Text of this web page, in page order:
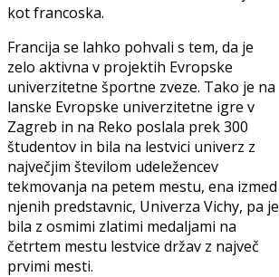
kot francoska.
Francija se lahko pohvali s tem, da je
zelo aktivna v projektih Evropske
univerzitetne športne zveze. Tako je na
lanske Evropske univerzitetne igre v
Zagreb in na Reko poslala prek 300
študentov in bila na lestvici univerz z
največjim številom udeležencev
tekmovanja na petem mestu, ena izmed
njenih predstavnic, Univerza Vichy, pa je
bila z osmimi zlatimi medaljami na
četrtem mestu lestvice držav z največ
prvimi mesti.